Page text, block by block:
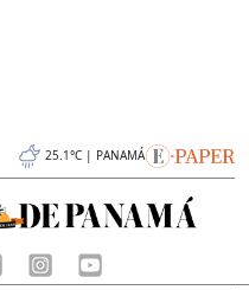
25.1°C | PANAMÁ